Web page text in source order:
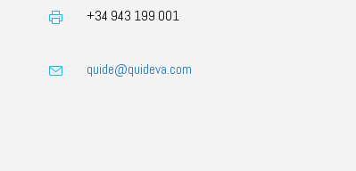
+34 943 199 001
quide@quideva.com